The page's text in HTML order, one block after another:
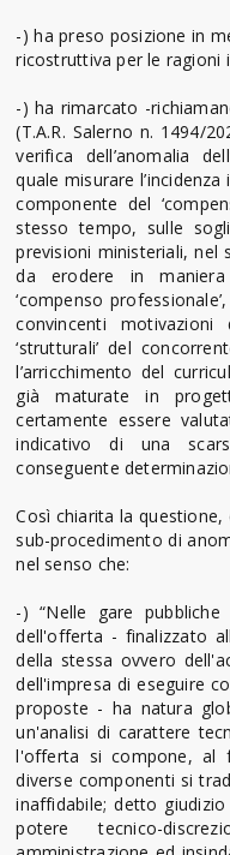
-) ha preso posizione in
ricostruttiva per le ragioni
-) ha rimarcato -
(T.A.R. Salerno n. 1494/
verifica dell’anomalia
quale misurare
componente del
stesso tempo, sulle
previsioni ministeriali, nel
da erodere in
‘compenso
convincenti
‘strutturali’ del
l’arricchimento del
già maturate in
certamente essere
indicativo di una
conseguente
Così chiarita la
sub-procedimento di
nel senso che:
-) “Nelle gare
dell'offerta - finalizzato
della stessa ovvero
dell'impresa di eseguire
proposte - ha natura
un'analisi di carattere
l'offerta si compone, al
diverse componenti si
inaffidabile; detto
potere tecnico-